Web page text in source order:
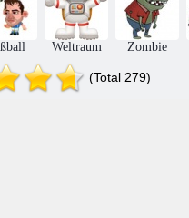
Token-Streik
Weltraum Zombie
(Total 279)